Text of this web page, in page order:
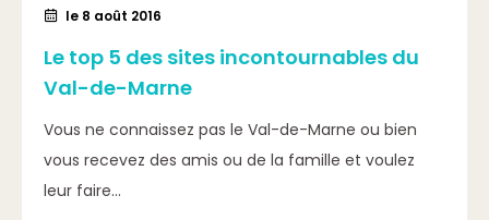
le 8 août 2016
Le top 5 des sites incontournables du
Val-de-Marne
Vous ne connaissez pas le Val-de-Marne ou bien
vous recevez des amis ou de la famille et voulez
leur faire...